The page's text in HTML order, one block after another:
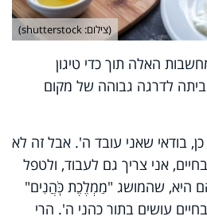
(צילום: shutterstock)
האלה תוך כדי טיגון
לדרגה גבוהה של מקום
בודאי שאני עובד ה'. אבל זה לא
אני צריך גם לעבוד, ולטפל
היא, שהמושג "מַמְלֶכֶת כֹּֽהֲנִים"
עושים בתור כהני ה'. הרי